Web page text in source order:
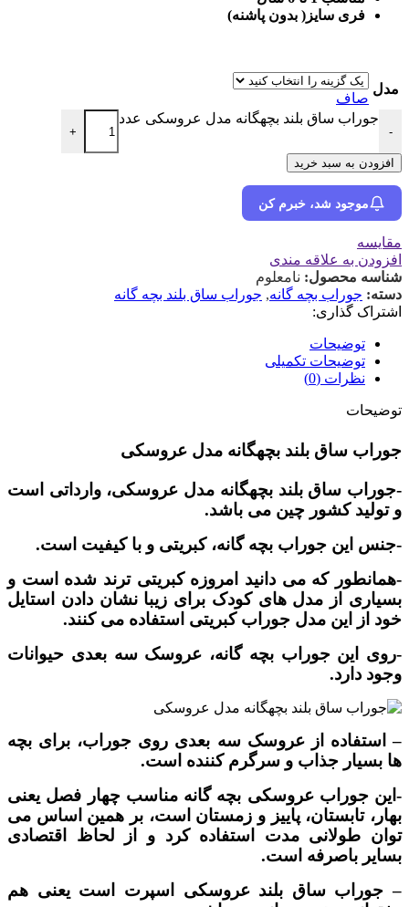
فری سایز( بدون پاشنه)
مدل
صاف
-
جوراب ساق بلند بچهگانه مدل عروسکی عدد
+
افزودن به سبد خرید
موجود شد، خبرم کن
مقایسه
افزودن به علاقه مندی
شناسه محصول: نامعلوم
دسته: جوراب بچه گانه, جوراب ساق بلند بچه گانه
اشتراک گذاری:
توضیحات
توضیحات تکمیلی
نظرات (0)
توضیحات
جوراب ساق بلند بچهگانه مدل عروسکی
-جوراب ساق بلند بچهگانه مدل عروسکی، وارداتی است
و تولید کشور چین می باشد.
-جنس این جوراب بچه گانه، کبریتی و با کیفیت است.
-همانطور که می دانید امروزه کبریتی ترند شده است و
بسیاری از مدل های کودک برای زیبا نشان دادن استایل
خود از این مدل جوراب کبریتی استفاده می کنند.
-روی این جوراب بچه گانه، عروسک سه بعدی حیوانات
وجود دارد.
– استفاده از عروسک سه بعدی روی جوراب، برای بچه
ها بسیار جذاب و سرگرم کننده است.
-این جوراب عروسکی بچه گانه مناسب چهار فصل یعنی
بهار، تابستان، پاییز و زمستان است، بر همین اساس می
توان طولانی مدت استفاده کرد و از لحاظ اقتصادی
بسایر باصرفه است.
– جوراب ساق بلند عروسکی اسپرت است یعنی هم